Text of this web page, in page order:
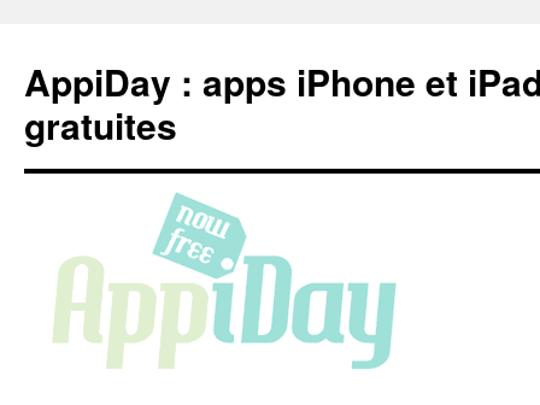
contenu
AppiDay : apps iPhone et
gratuites